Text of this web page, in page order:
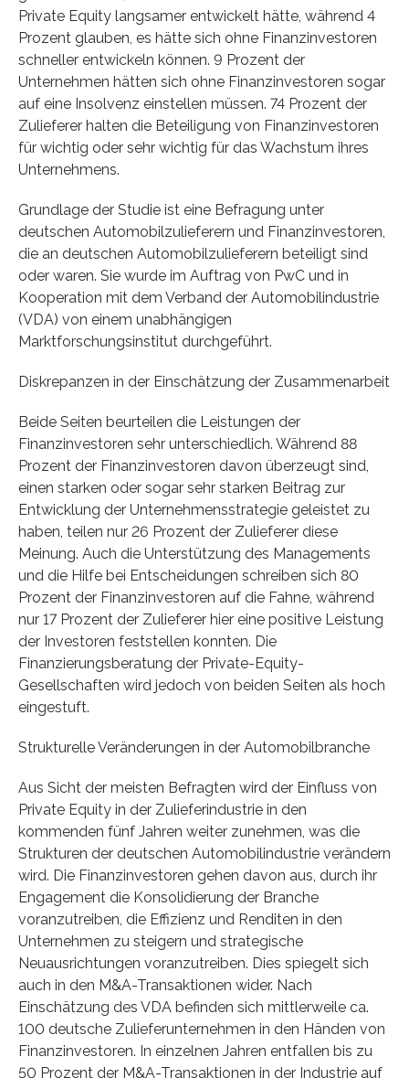
Private Equity langsamer entwickelt hätte, während 4
Prozent glauben, es hätte sich ohne Finanzinvestoren
schneller entwickeln können. 9 Prozent der
Unternehmen hätten sich ohne Finanzinvestoren sogar
auf eine Insolvenz einstellen müssen. 74 Prozent der
Zulieferer halten die Beteiligung von Finanzinvestoren
für wichtig oder sehr wichtig für das Wachstum ihres
Unternehmens.
Grundlage der Studie ist eine Befragung unter
deutschen Automobilzulieferern und Finanzinvestoren,
die an deutschen Automobilzulieferern beteiligt sind
oder waren. Sie wurde im Auftrag von PwC und in
Kooperation mit dem Verband der Automobilindustrie
(VDA) von einem unabhängigen
Marktforschungsinstitut durchgeführt.
Diskrepanzen in der Einschätzung der Zusammenarbeit
Beide Seiten beurteilen die Leistungen der
Finanzinvestoren sehr unterschiedlich. Während 88
Prozent der Finanzinvestoren davon überzeugt sind,
einen starken oder sogar sehr starken Beitrag zur
Entwicklung der Unternehmensstrategie geleistet zu
haben, teilen nur 26 Prozent der Zulieferer diese
Meinung. Auch die Unterstützung des Managements
und die Hilfe bei Entscheidungen schreiben sich 80
Prozent der Finanzinvestoren auf die Fahne, während
nur 17 Prozent der Zulieferer hier eine positive Leistung
der Investoren feststellen konnten. Die
Finanzierungsberatung der Private-Equity-
Gesellschaften wird jedoch von beiden Seiten als hoch
eingestuft.
Strukturelle Veränderungen in der Automobilbranche
Aus Sicht der meisten Befragten wird der Einfluss von
Private Equity in der Zulieferindustrie in den
kommenden fünf Jahren weiter zunehmen, was die
Strukturen der deutschen Automobilindustrie verändern
wird. Die Finanzinvestoren gehen davon aus, durch ihr
Engagement die Konsolidierung der Branche
voranzutreiben, die Effizienz und Renditen in den
Unternehmen zu steigern und strategische
Neuausrichtungen voranzutreiben. Dies spiegelt sich
auch in den M&A-Transaktionen wider. Nach
Einschätzung des VDA befinden sich mittlerweile ca.
100 deutsche Zulieferunternehmen in den Händen von
Finanzinvestoren. In einzelnen Jahren entfallen bis zu
50 Prozent der M&A-Transaktionen in der Industrie auf